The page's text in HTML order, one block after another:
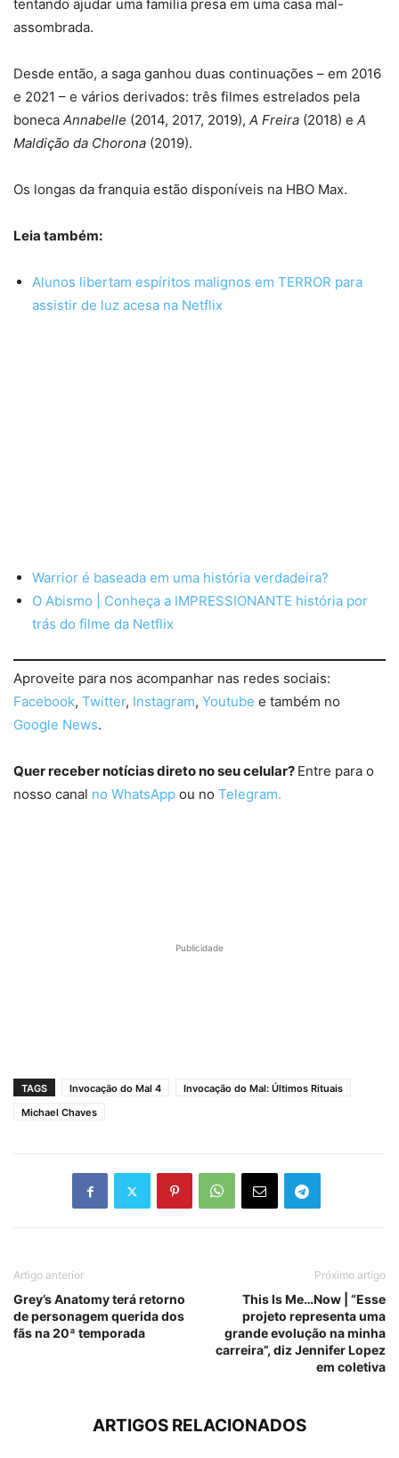
tentando ajudar uma família presa em uma casa mal-
assombrada.
Desde então, a saga ganhou duas continuações – em 2016
e 2021 – e vários derivados: três filmes estrelados pela
boneca Annabelle (2014, 2017, 2019), A Freira (2018) e A
Maldição da Chorona (2019).
Os longas da franquia estão disponíveis na HBO Max.
Leia também:
Alunos libertam espíritos malignos em TERROR para
assistir de luz acesa na Netflix
Warrior é baseada em uma história verdadeira?
O Abismo | Conheça a IMPRESSIONANTE história por
trás do filme da Netflix
Aproveite para nos acompanhar nas redes sociais:
Facebook, Twitter, Instagram, Youtube e também no
Google News.
Quer receber notícias direto no seu celular? Entre para o
nosso canal no WhatsApp ou no Telegram.
Publicidade
TAGS Invocação do Mal 4
Invocação do Mal: Últimos Rituais
Michael Chaves
Artigo anterior
Grey’s Anatomy terá retorno
de personagem querida dos
fãs na 20ª temporada
Próximo artigo
This Is Me…Now | “Esse
projeto representa uma
grande evolução na minha
carreira”, diz Jennifer Lopez
em coletiva
ARTIGOS RELACIONADOS